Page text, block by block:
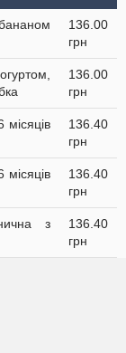
136.00
грн
136.00
грн
136.40
грн
136.40
грн
з
136.40
грн